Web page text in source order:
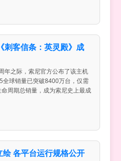
刺客信条：英灵殿》成
年之际，索尼官方公布了该主机
全球销量已突破8400万台，仅需
周期总销量，成为索尼史上最成
绘 各平台运行规格公开